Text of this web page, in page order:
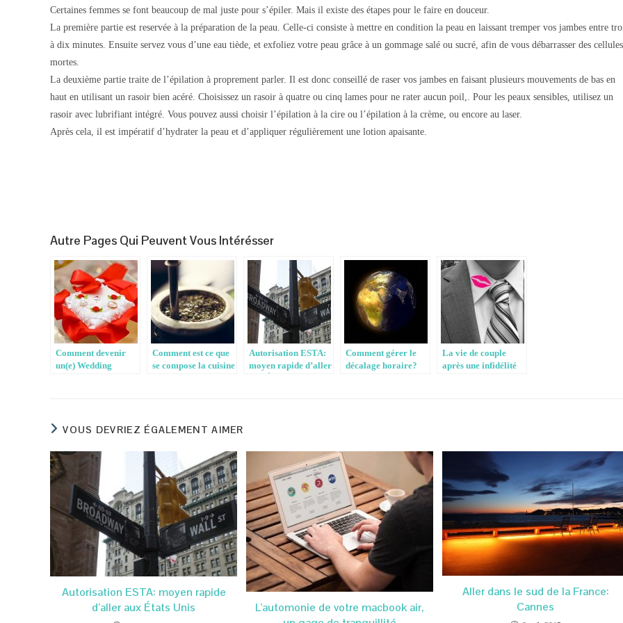
Certaines femmes se font beaucoup de mal juste pour s’épiler. Mais il existe des étapes pour le faire en douceur.
La première partie est reservée à la préparation de la peau. Celle-ci consiste à mettre en condition la peau en laissant tremper vos jambes entre
à dix minutes. Ensuite servez vous d’une eau tiède, et exfoliez votre peau grâce à un gommage salé ou sucré, afin de vous débarrasser des cellules
mortes.
La deuxième partie traite de l’épilation à proprement parler. Il est donc conseillé de raser vos jambes en faisant plusieurs mouvements de bas en
haut en utilisant un rasoir bien acéré. Choisissez un rasoir à quatre ou cinq lames pour ne rater aucun poil,. Pour les peaux sensibles, utilisez un
rasoir avec lubrifiant intégré. Vous pouvez aussi choisir l’épilation à la cire ou l’épilation à la crème, ou encore au laser.
Après cela, il est impératif d’hydrater la peau et d’appliquer régulièrement une lotion apaisante.
Autre Pages Qui Peuvent Vous Intérésser
Comment devenir
un(e) Wedding
Comment est ce que
se compose la cuisine
Autorisation ESTA:
moyen rapide d’aller
Comment gérer le
décalage horaire?
La vie de couple
après une infidélité
VOUS DEVRIEZ ÉGALEMENT AIMER
Autorisation ESTA: moyen rapide
d’aller aux États Unis
L’automonie de votre macbook air,
Aller dans le sud de la France:
Cannes